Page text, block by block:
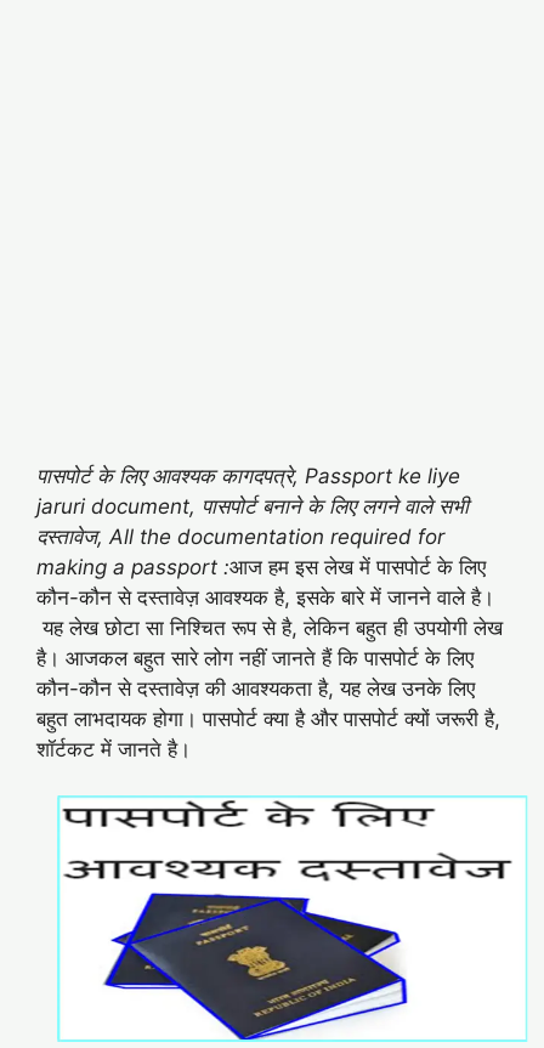
पासपोर्ट के लिए आवश्यक कागदपत्रे, Passport ke liye
jaruri document, पासपोर्ट बनाने के लिए लगने वाले सभी
दस्तावेज, All the documentation required for
making a passport :आज हम इस लेख में पासपोर्ट के लिए
कौन-कौन से दस्तावेज़ आवश्यक है, इसके बारे में जानने वाले है।
यह लेख छोटा सा निश्चित रूप से है, लेकिन बहुत ही उपयोगी लेख
है। आजकल बहुत सारे लोग नहीं जानते हैं कि पासपोर्ट के लिए
कौन-कौन से दस्तावेज़ की आवश्यकता है, यह लेख उनके लिए
बहुत लाभदायक होगा। पासपोर्ट क्या है और पासपोर्ट क्यों जरूरी है,
शॉर्टकट में जानते है।